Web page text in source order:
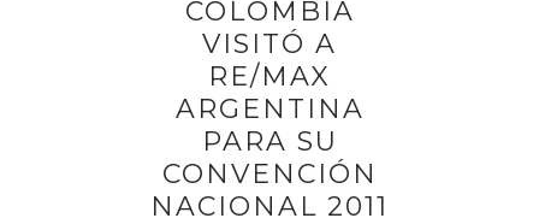
COLOMBIA
VISITÓ A
RE/MAX
ARGENTINA
PARA SU
CONVENCIÓN
NACIONAL 2011